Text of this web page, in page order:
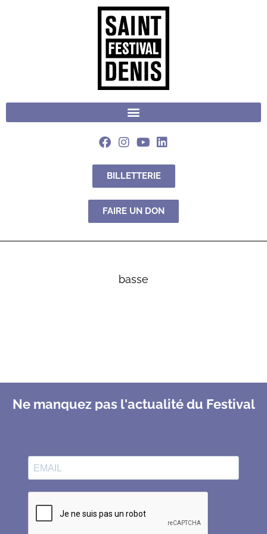
BILLETTERIE
FAIRE UN DON
basse
Ne manquez pas l'actualité du Festival